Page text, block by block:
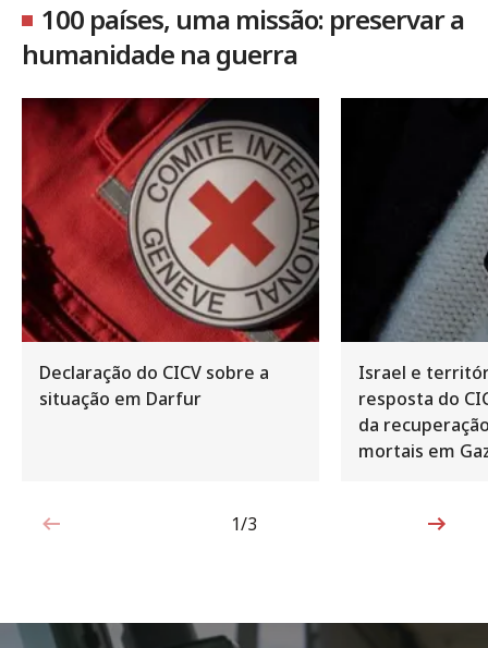
100 países, uma missão: preservar a
humanidade na guerra
Declaração do CICV sobre a
situação em Darfur
Israel e
resposta do
da
mortais em
1 de 3
1/3